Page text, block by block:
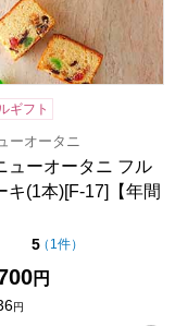
ギフト
ーオータニ
ューオータニ フル
キ(1本)[F-17]【年間
5点（5点満点中）
（ 1件の評価
）
円
円